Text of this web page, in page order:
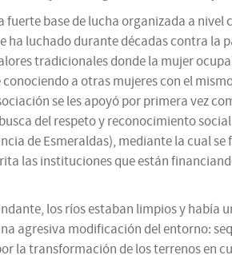
base de lucha organizada a
luchado durante décadas contra la
tradicionales donde la mujer
a otras mujeres con el
se les apoyó por primera vez
del respeto y reconocimiento
de Esmeraldas), mediante la cual
las instituciones que están
los ríos estaban limpios y
modificación del entorno:
la transformación de los terrenos en